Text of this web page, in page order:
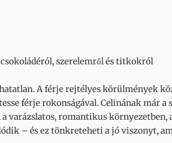
szerelemről és titkokról
A férje rejtélyes körülmények
férje rokonságával. Celinának már a
a varázslatos, romantikus
– és ez tönkreteheti a jó viszonyt,